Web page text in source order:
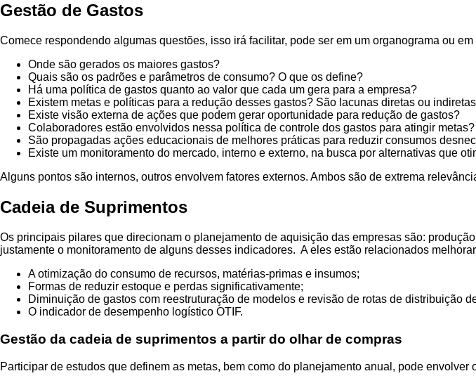
Gestão de Gastos
Comece respondendo algumas questões, isso irá facilitar, pode ser em um organograma ou
Onde são gerados os maiores gastos?
Quais são os padrões e parâmetros de consumo? O que os define?
Há uma política de gastos quanto ao valor que cada um gera para a empresa?
Existem metas e políticas para a redução desses gastos? São lacunas diretas ou
Existe visão externa de ações que podem gerar oportunidade para redução de gastos?
Colaboradores estão envolvidos nessa política de controle dos gastos para atingir metas?
São propagadas ações educacionais de melhores práticas para reduzir consumos
Existe um monitoramento do mercado, interno e externo, na busca por alternativas que
Alguns pontos são internos, outros envolvem fatores externos. Ambos são de extrema
Cadeia de Suprimentos
Os principais pilares que direcionam o planejamento de aquisição das empresas são:
justamente o monitoramento de alguns desses indicadores. A eles estão relacionados
A otimização do consumo de recursos, matérias-primas e insumos;
Formas de reduzir estoque e perdas significativamente;
Diminuição de gastos com reestruturação de modelos e revisão de rotas de distribuição
O indicador de desempenho logístico OTIF.
Gestão da cadeia de suprimentos a partir do olhar de compras
Participar de estudos que definem as metas, bem como do planejamento anual, pode